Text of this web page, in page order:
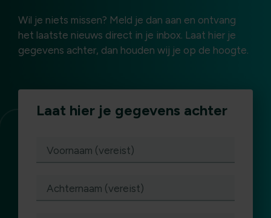
Wil je niets missen? Meld je dan aan en ontvang
het laatste nieuws direct in je inbox. Laat hier je
gegevens achter, dan houden wij je op de hoogte.
Laat hier je gegevens achter
Voornaam (vereist)
Achternaam (vereist)